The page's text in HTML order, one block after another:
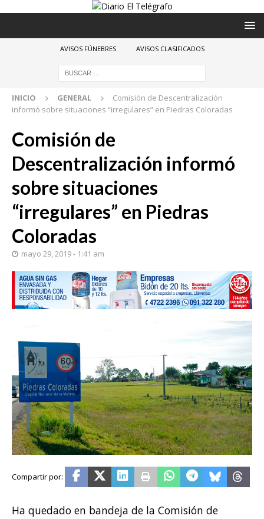
AVISOS FÚNEBRES AVISOS CLASIFICADOS
INICIO GENERAL
Comisión de Descentralización
informó sobre situaciones “irregulares” en Piedras Coloradas
Comisión de
Descentralización informó
sobre situaciones
“irregulares” en Piedras
Coloradas
mayo 29, 2019 - 1:41 am
Ha quedado en bandeja de la Comisión de